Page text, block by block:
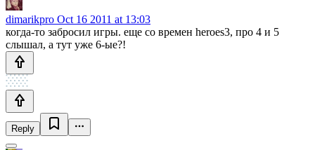
dimarikpro Oct 16 2011 at 13:03
когда-то забросил игры. еще со времен heroes3, про 4 и 5
слышал, а тут уже 6-ые?!
Reply